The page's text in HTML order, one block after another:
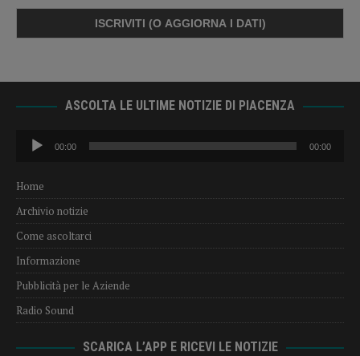
ASCOLTA LE ULTIME NOTIZIE DI PIACENZA
Audio
Player
00:00 00:00
Home
Archivio notizie
Come ascoltarci
Informazione
Pubblicità per le Aziende
Radio Sound
SCARICA L’APP E RICEVI LE NOTIZIE